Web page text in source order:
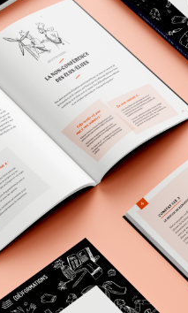
former les